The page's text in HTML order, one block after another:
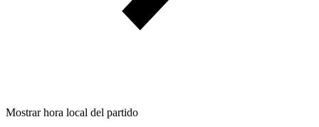
Mostrar hora local del partido